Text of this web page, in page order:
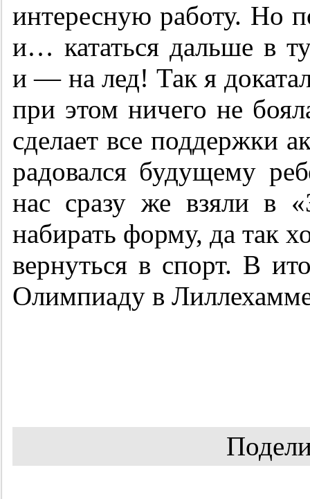
интересную работу. Но
и… кататься дальше в
и — на лед! Так я
при этом ничего не
сделает все поддержки
радовался будущему
нас сразу же взяли в
набирать форму, да так
вернуться в спорт. В
Олимпиаду в